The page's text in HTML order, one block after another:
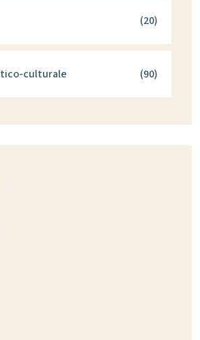
(20)
culturale (90)